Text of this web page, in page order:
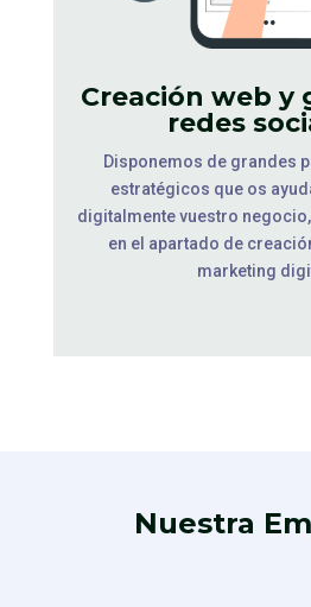
Creación web y
redes
Disponemos de grandes
estratégicos que os
digitalmente vuestro
en el apartado de
marketing
Nuestra